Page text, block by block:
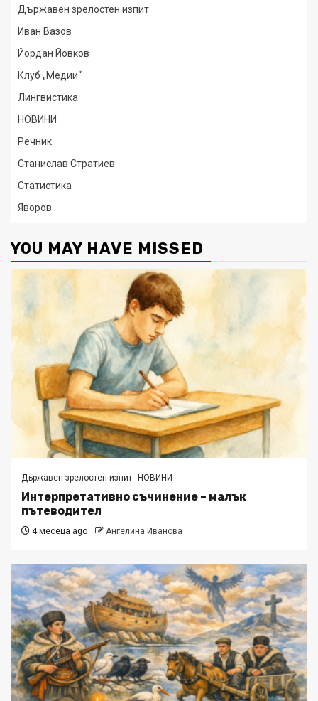
Държавен зрелостен изпит
Иван Вазов
Йордан Йовков
Клуб „Медии“
Лингвистика
НОВИНИ
Речник
Станислав Стратиев
Статистика
Яворов
YOU MAY HAVE MISSED
Държавен зрелостен изпит НОВИНИ
Интерпретативно съчинение – малък
пътеводител
4 месеца ago Ангелина Иванова